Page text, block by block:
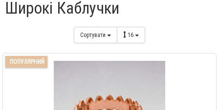
Широкі Каблучки
Сортувати 16
ПОПУЛЯРНИЙ